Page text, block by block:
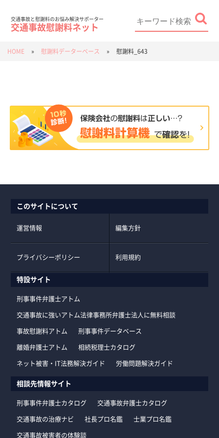
交通事故と慰謝料のお悩み解決サポーター
交通事故慰謝料ネット
HOME » 慰謝料データーベース » 慰謝料_643
このサイトについて
運営情報 編集方針
プライバシーポリシー 利用規約
特設サイト
刑事事件弁護士アトム
交通事故に強いアトム法律事務所弁護士法人に無料相談
事故慰謝料アトム 刑事事件データベース
離婚弁護士アトム 相続税理士カタログ
ネット被害・IT法務解決ガイド 労働問題解決ガイド
相談先情報サイト
刑事事件弁護士カタログ 交通事故弁護士カタログ
交通事故の治療ナビ 社長プロ名鑑 士業プロ名鑑
交通事故被害者の体験談